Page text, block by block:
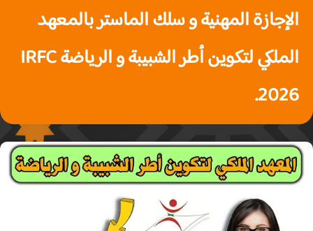
الإجازة المهنية و سلك الماستر بالمعهد
الملكي لتكوين أطر الشبيبة و الرياضة IRFC
2026.